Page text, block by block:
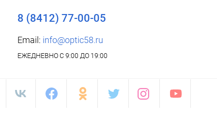
8 (8412) 77-00-05
Email: info@optic58.ru
ЕЖЕДНЕВНО С 9:00 ДО 19:00